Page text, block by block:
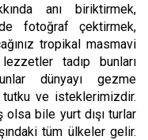
anı biriktirmek,
fotoğraf çektirmek,
tropikal masmavi
tadıp bunları
dünyayı gezme
tutku ve isteklerimizdir.
olsa bile yurt dışı turlar
tüm ülkeler gelir.